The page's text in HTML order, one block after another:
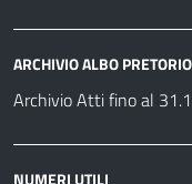
ARCHIVIO ALBO PRETORIO
Archivio Atti fino al